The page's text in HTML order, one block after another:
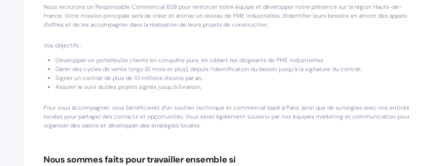
Nous recrutons un Responsable Commercial B2B pour renforcer notre équipe et développer notre présence sur la région Hauts-de-
France. Votre mission principale sera de créer et animer un réseau de PME industrielles, d’identifier leurs besoins en amont des appels
d’offres et de les accompagner dans la réalisation de leurs projets de construction.
Vos objectifs :
Développer un portefeuille clients en conquête pure, en ciblant les dirigeants de PME industrielles.
Gérer des cycles de vente longs (6 mois et plus), depuis l’identification du besoin jusqu’à la signature du contrat.
Signer un contrat de plus de 10 millions d’euros par an.
Assurer le suivi du/des projets signés jusqu'à livraison.
Pour vous accompagner, vous bénéficierez d’un soutien technique et commercial basé à Paris, ainsi que de synergies avec nos entités
locales pour partager des contacts et opportunités. Vous serez également soutenu par nos équipes marketing et communication pour
organiser des salons et développer des stratégies locales.
Nous sommes faits pour travailler ensemble si